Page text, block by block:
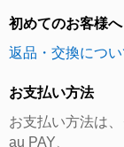
初めてのお客様へ
返品・交換につい
お支払い方法
お支払い方法は
au PAY、